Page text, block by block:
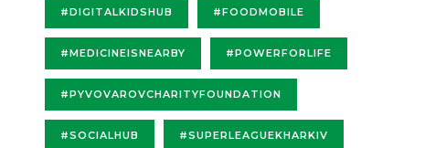
#DIGITALKIDSHUB #FOODMOBILE
#MEDICINEISNEARBY #POWERFORLIFE
#PYVOVAROVCHARITYFOUNDATION
#SOCIALHUB #SUPERLEAGUEKHARKIV